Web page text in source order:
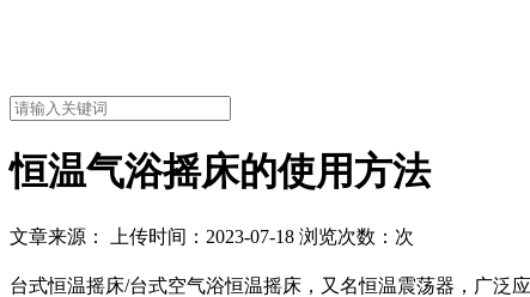
恒温气浴摇床的使用方法
文章来源： 上传时间：2023-07-18 浏览次数： 次
台式恒温摇床/台式空气浴恒温摇床，又名恒温震荡器，广泛